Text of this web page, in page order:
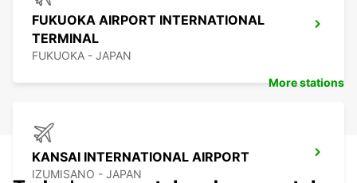
FUKUOKA AIRPORT INTERNATIONAL
TERMINAL
FUKUOKA - JAPAN
KANSAI INTERNATIONAL AIRPORT
IZUMISANO - JAPAN
More stations